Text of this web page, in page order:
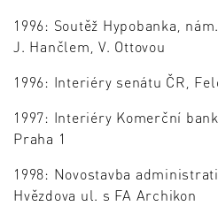
1996: Soutěž Hypobanka,
J. Hančlem, V. Ottovou
1996: Interiéry senátu ČR,
1997: Interiéry Komerční
Praha 1
1998: Novostavba
Hvězdova ul. s FA Archikon